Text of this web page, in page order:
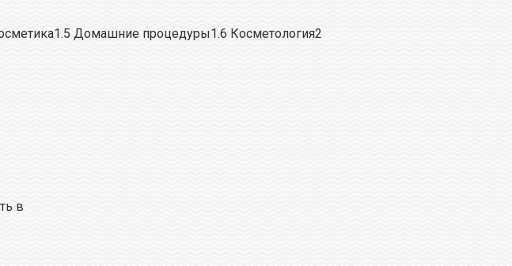
Домашние процедуры1.6 Косметология2
в